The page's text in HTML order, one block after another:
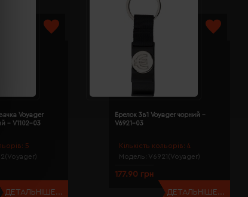
5
Voyager
- V1102-03
ДЕТАЛЬНІШЕ...
Кількість кольорів: 4
Модель: V6921(Voyager)
Брелок 3в1 Voyager чорний -
V6921-03
177.90 грн
ДЕТАЛЬНІШЕ...